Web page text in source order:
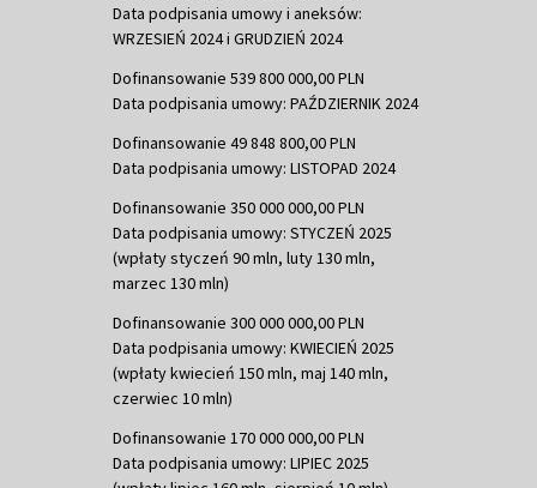
Data podpisania umowy i aneksów:
WRZESIEŃ 2024 i GRUDZIEŃ 2024
Dofinansowanie 539 800 000,00 PLN
Data podpisania umowy: PAŹDZIERNIK 2024
Dofinansowanie 49 848 800,00 PLN
Data podpisania umowy: LISTOPAD 2024
Dofinansowanie 350 000 000,00 PLN
Data podpisania umowy: STYCZEŃ 2025
(wpłaty styczeń 90 mln, luty 130 mln,
marzec 130 mln)
Dofinansowanie 300 000 000,00 PLN
Data podpisania umowy: KWIECIEŃ 2025
(wpłaty kwiecień 150 mln, maj 140 mln,
czerwiec 10 mln)
Dofinansowanie 170 000 000,00 PLN
Data podpisania umowy: LIPIEC 2025